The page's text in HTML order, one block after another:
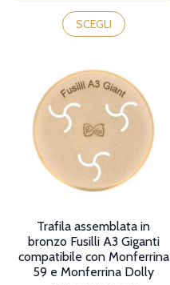
SCEGLI
Questo
prodotto
ha
varianti.
Le
opzioni
possono
essere
nella
pagina
del
Trafila assemblata in
bronzo Fusilli A3 Giganti
compatibile con Monferrina
59 e Monferrina Dolly